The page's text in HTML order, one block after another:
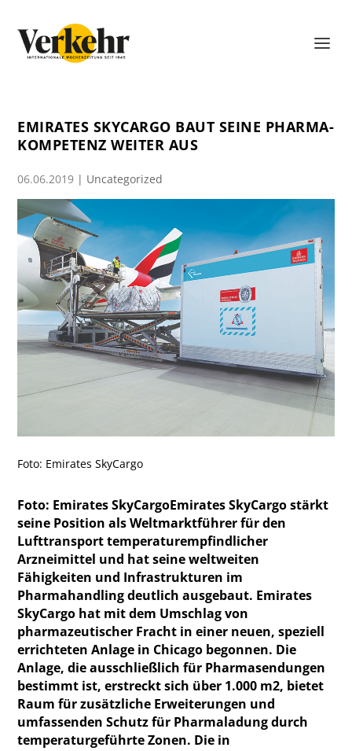
EMIRATES SKYCARGO BAUT SEINE PHARMA-
KOMPETENZ WEITER AUS
06.06.2019 | Uncategorized
Foto: Emirates SkyCargo
Foto: Emirates SkyCargoEmirates SkyCargo stärkt
seine Position als Weltmarktführer für den
Lufttransport temperaturempfindlicher
Arzneimittel und hat seine weltweiten
Fähigkeiten und Infrastrukturen im
Pharmahandling deutlich ausgebaut. Emirates
SkyCargo hat mit dem Umschlag von
pharmazeutischer Fracht in einer neuen, speziell
errichteten Anlage in Chicago begonnen. Die
Anlage, die ausschließlich für Pharmasendungen
bestimmt ist, erstreckt sich über 1.000 m2, bietet
Raum für zusätzliche Erweiterungen und
umfassenden Schutz für Pharmaladung durch
temperaturgeführte Zonen. Die in